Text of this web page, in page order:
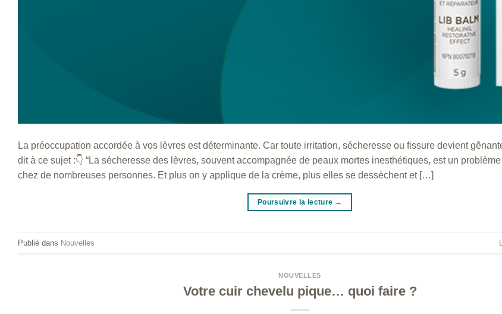
La préoccupation accordée à vos lèvres est déterminante. Car toute irritation, sécheresse ou fissure devient
dit à ce sujet :👇 “La sécheresse des lèvres, souvent accompagnée de peaux mortes inesthétiques, est un
chez de nombreuses personnes. Et plus on y applique de la crème, plus elles se dessèchent et […]
Poursuivre la lecture →
Publié dans Nouvelles
NOUVELLES
Votre cuir chevelu pique… quoi faire ?